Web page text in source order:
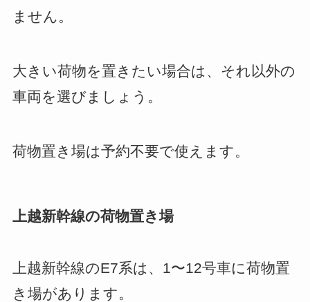
ません。
大きい荷物を置きたい場合は、それ以外の
車両を選びましょう。
荷物置き場は予約不要で使えます。
上越新幹線の荷物置き場
上越新幹線のE7系は、1〜12号車に荷物置
き場があります。